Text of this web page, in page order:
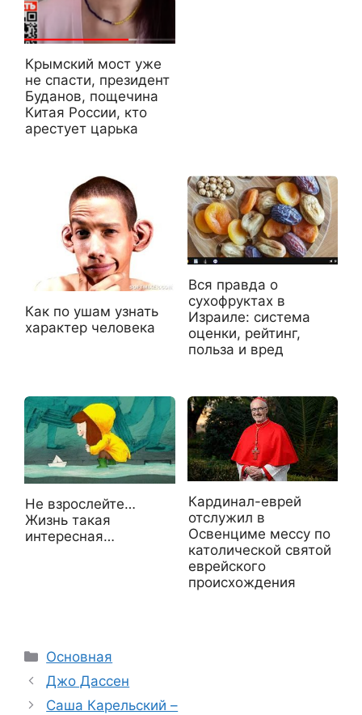
Крымский мост уже
не спасти, президент
Буданов, пощечина
Китая России, кто
арестует царька
Как по ушам узнать
характер человека
Вся правда о
сухофруктах в
Израиле: система
оценки, рейтинг,
польза и вред
Не взрослейте…
Жизнь такая
интересная…
Кардинал-еврей
отслужил в
Освенциме мессу по
католической святой
еврейского
происхождения
Рубрики
Основная
Джо Дассен
Саша Карельский –